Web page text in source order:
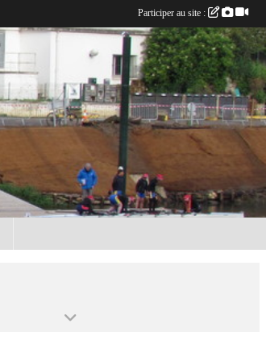
Participer au site :